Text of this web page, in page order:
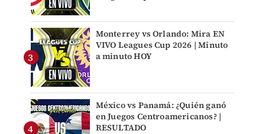
Monterrey vs Orlando: Mira EN
VIVO Leagues Cup 2026 | Minuto
a minuto HOY
México vs Panamá: ¿Quién ganó
en Juegos Centroamericanos? |
RESULTADO